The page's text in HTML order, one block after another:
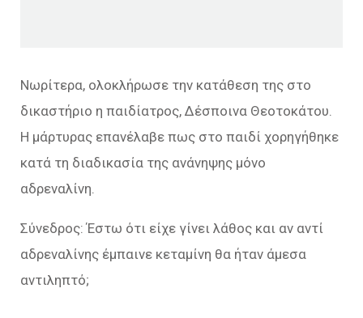
Νωρίτερα, ολοκλήρωσε την κατάθεση της στο
δικαστήριο η παιδίατρος, Δέσποινα Θεοτοκάτου.
Η μάρτυρας επανέλαβε πως στο παιδί χορηγήθηκε
κατά τη διαδικασία της ανάνηψης μόνο
αδρεναλίνη.
Σύνεδρος: Έστω ότι είχε γίνει λάθος και αν αντί
αδρεναλίνης έμπαινε κεταμίνη θα ήταν άμεσα
αντιληπτό;